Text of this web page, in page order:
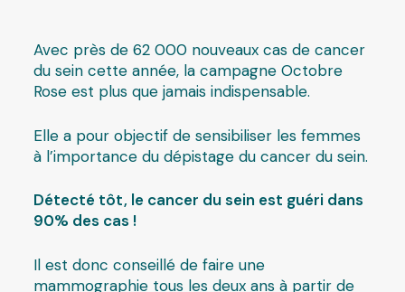
Avec près de 62 000 nouveaux cas de cancer
du sein cette année, la campagne Octobre
Rose est plus que jamais indispensable.
Elle a pour objectif de sensibiliser les femmes
à l’importance du dépistage du cancer du sein.
Détecté tôt, le cancer du sein est guéri dans
90% des cas !
Il est donc conseillé de faire une
mammographie tous les deux ans à partir de